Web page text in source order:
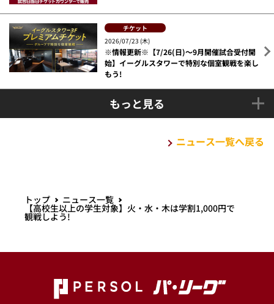
チケット
2026/07/23 (木)
※情報更新※【7/26(日)～9月開催試合受付開
始】イーグルスタワーで特別な個室観戦を楽し
もう!
もっと見る
ニュース一覧へ戻る
トップ ニュース一覧
【高校生以上の学生対象】火・水・木は学割1,000円で
観戦しよう!